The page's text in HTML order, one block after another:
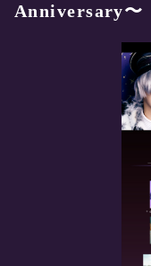
Anniversary〜